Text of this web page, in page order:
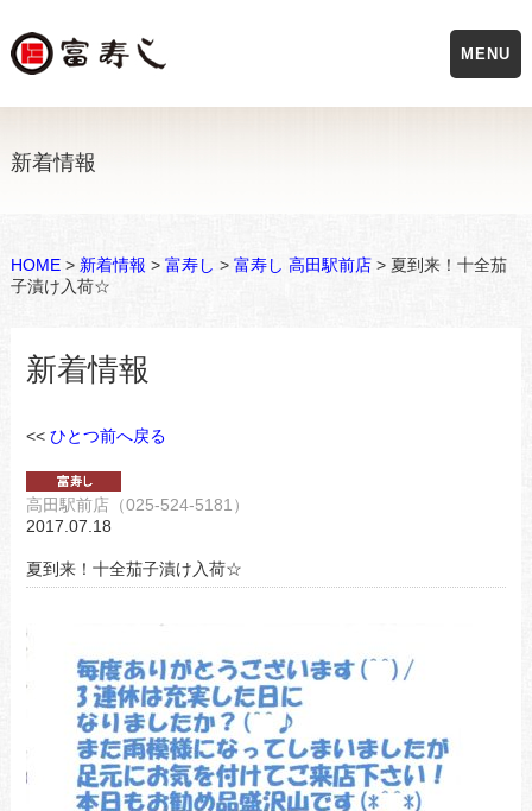
新着情報
HOME> 新着情報 > 富寿し > 富寿し 高田駅前店> 夏到来！十全茄
子漬け入荷☆
新着情報
<< ひとつ前へ戻る
高田駅前店（025-524-5181）
2017.07.18
夏到来！十全茄子漬け入荷☆
MENU